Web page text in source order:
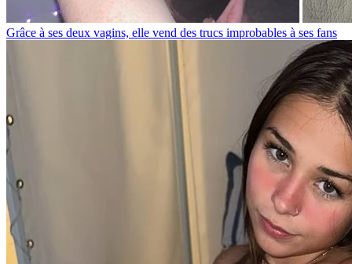
Grâce à ses deux vagins, elle vend des trucs improbables à ses fans